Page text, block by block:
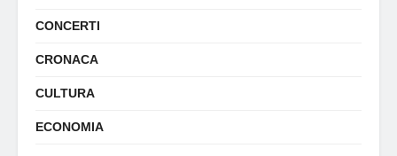
CONCERTI
CRONACA
CULTURA
ECONOMIA